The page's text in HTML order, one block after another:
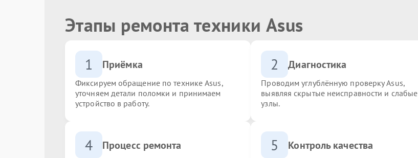
Этапы ремонта техники Asus
1 Приёмка
Фиксируем обращение по технике Asus,
уточняем детали поломки и принимаем
устройство в работу.
2 Диагностика
Проводим углублённую проверку Asus,
выявляя скрытые неисправности и слабые
узлы.
4 Процесс ремонта 5 Контроль качества